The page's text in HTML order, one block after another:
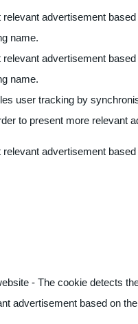
advertisement
name.
advertisement
name.
user tracking by
to present more
advertisement
- The cookie detects
advertisement based on